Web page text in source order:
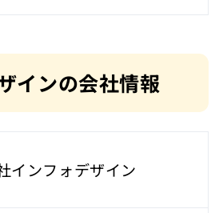
インの会社情報
インフォデザイン